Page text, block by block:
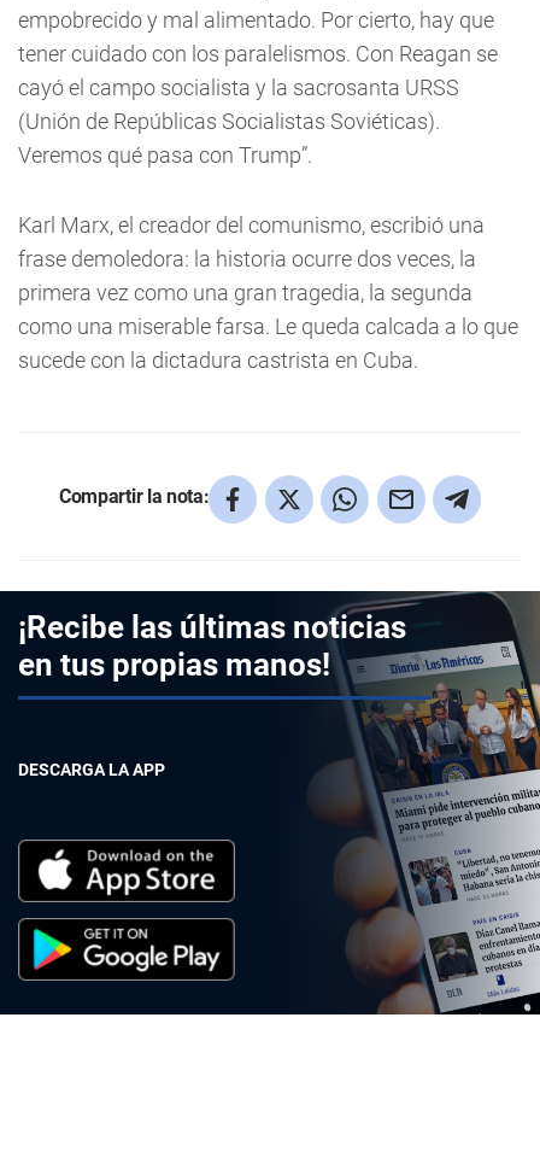
empobrecido y mal alimentado. Por cierto, hay que
tener cuidado con los paralelismos. Con Reagan se
cayó el campo socialista y la sacrosanta URSS
(Unión de Repúblicas Socialistas Soviéticas).
Veremos qué pasa con Trump”.
Karl Marx, el creador del comunismo, escribió una
frase demoledora: la historia ocurre dos veces, la
primera vez como una gran tragedia, la segunda
como una miserable farsa. Le queda calcada a lo que
sucede con la dictadura castrista en Cuba.
Compartir la nota:
¡Recibe las últimas noticias
en tus propias manos!
DESCARGA LA APP